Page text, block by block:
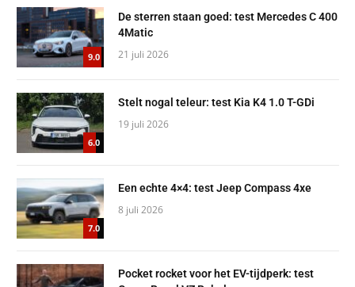
9.0
De sterren staan goed: test Mercedes C 400
4Matic
21 juli 2026
6.0
Stelt nogal teleur: test Kia K4 1.0 T-GDi
19 juli 2026
7.0
Een echte 4×4: test Jeep Compass 4xe
8 juli 2026
Pocket rocket voor het EV-tijdperk: test